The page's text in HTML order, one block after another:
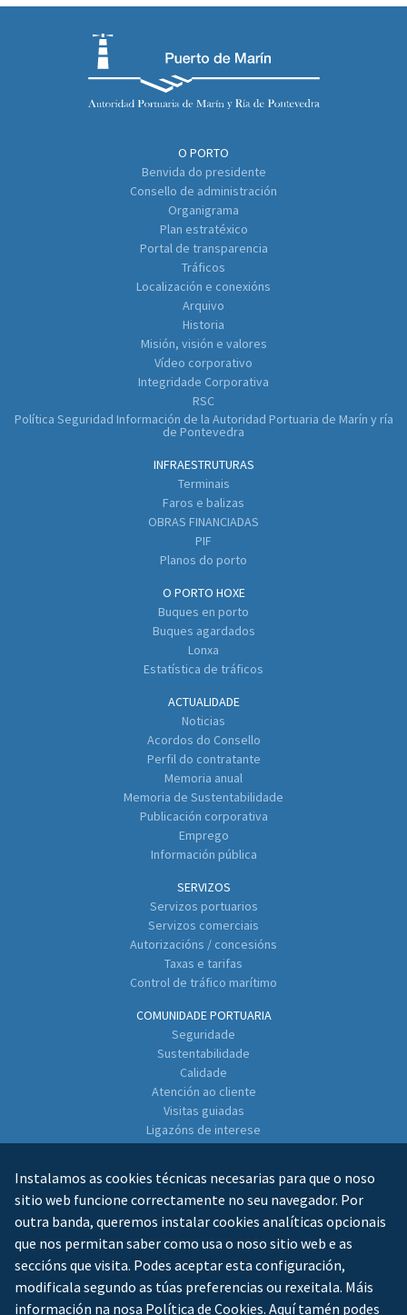
Instalamos as cookies técnicas necesarias para que o noso
sitio web funcione correctamente no seu navegador. Por
outra banda, queremos instalar cookies analíticas opcionais
que nos permitan saber como usa o noso sitio web e as
seccións que visita. Podes aceptar esta configuración,
modificala segundo as túas preferencias ou rexeitala. Máis
información na nosa Política de Cookies. Aquí tamén podes
O PORTO
Benvida do presidente
Consello de administración
Organigrama
Plan estratéxico
Portal de transparencia
Tráficos
Localización e conexións
Arquivo
Historia
Misión, visión e valores
Vídeo corporativo
Integridade Corporativa
RSC
Política Seguridad Información de la Autoridad Portuaria de Marín y ría
de Pontevedra
INFRAESTRUTURAS
Terminais
Faros e balizas
OBRAS FINANCIADAS
PIF
Planos do porto
O PORTO HOXE
Buques en porto
Buques agardados
Lonxa
Estatística de tráficos
ACTUALIDADE
Noticias
Acordos do Consello
Perfil do contratante
Memoria anual
Memoria de Sustentabilidade
Publicación corporativa
Emprego
Información pública
SERVIZOS
Servizos portuarios
Servizos comerciais
Autorizacións / concesións
Taxas e tarifas
Control de tráfico marítimo
COMUNIDADE PORTUARIA
Seguridade
Sustentabilidade
Calidade
Atención ao cliente
Visitas guiadas
Ligazóns de interese
Directorio de empresas
CONTACTO